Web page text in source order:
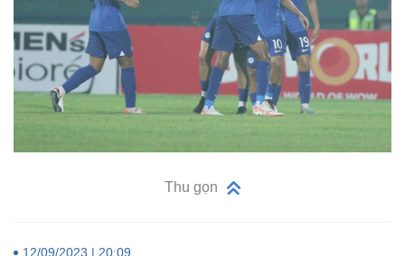
Thu gọn
12/09/2023 | 20:09